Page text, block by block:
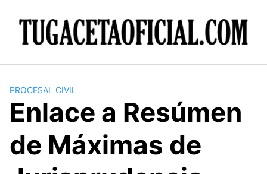
PROCESAL CIVIL
Enlace a Resúmen
de Máximas de